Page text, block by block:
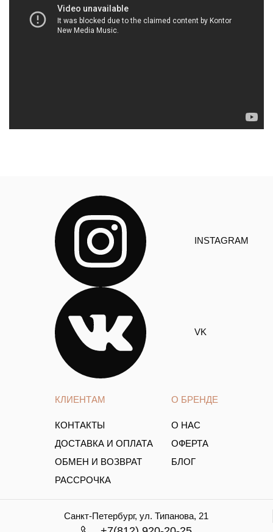
КЛИЕНТАМ
КОНТАКТЫ
ДОСТАВКА И ОПЛАТА
ОБМЕН И ВОЗВРАТ
РАССРОЧКА
О БРЕНДЕ
О НАС
ОФЕРТА
БЛОГ
INSTAGRAM
VK
Санкт-Петербург, ул. Типанова, 21